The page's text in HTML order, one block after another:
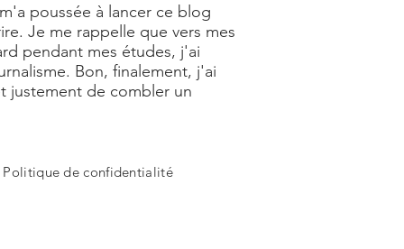
poussée à lancer ce blog
Je me rappelle que vers mes
pendant mes études, j'ai
Bon, finalement, j'ai
justement de combler un
Politique de confidentialité